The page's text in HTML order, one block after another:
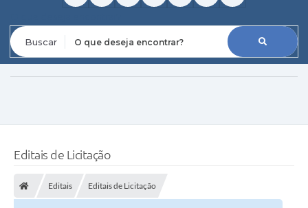
Editais de Licitação
Editais Editais de Licitação